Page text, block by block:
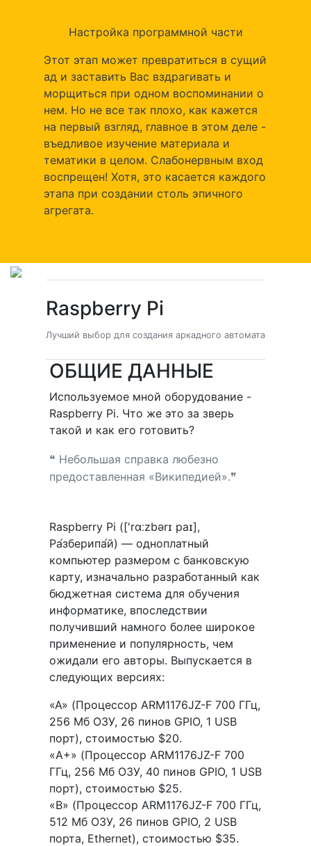
Настройка программной части
Этот этап может превратиться в сущий
ад и заставить Вас вздрагивать и
морщиться при одном воспоминании о
нем. Но не все так плохо, как кажется
на первый взгляд, главное в этом деле -
въедливое изучение материала и
тематики в целом. Слабонервным вход
воспрещен! Хотя, это касается каждого
этапа при создании столь эпичного
агрегата.
Raspberry Pi
Лучший выбор для создания аркадного автомата
ОБЩИЕ ДАННЫЕ
Используемое мной оборудование -
Raspberry Pi. Что же это за зверь
такой и как его готовить?
❝ Небольшая справка любезно
предоставленная «Википедией».❞
Raspberry Pi (['rɑːzbərɪ paɪ],
Ра́зберипа́й) — одноплатный
компьютер размером с банковскую
карту, изначально разработанный как
бюджетная система для обучения
информатике, впоследствии
получивший намного более широкое
применение и популярность, чем
ожидали его авторы. Выпускается в
следующих версиях:
«A» (Процессор ARM1176JZ-F 700 ГГц,
256 Мб ОЗУ, 26 пинов GPIO, 1 USB
порт), стоимостью $20.
«A+» (Процессор ARM1176JZ-F 700
ГГц, 256 Мб ОЗУ, 40 пинов GPIO, 1 USB
порт), стоимостью $25.
«B» (Процессор ARM1176JZ-F 700 ГГц,
512 Мб ОЗУ, 26 пинов GPIO, 2 USB
порта, Ethernet), стоимостью $35.